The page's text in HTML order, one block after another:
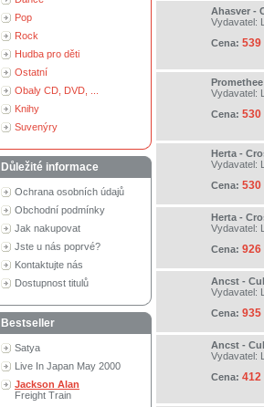
Pop
Rock
Hudba pro děti
Ostatní
Obaly CD, DVD, ...
Knihy
Suvenýry
Důležité informace
Ochrana osobních údajů
Obchodní podmínky
Jak nakupovat
Jste u nás poprvé?
Kontaktujte nás
Dostupnost titulů
Bestseller
Satya
Live In Japan May 2000
Jackson Alan
Freight Train
Ahasver -
Vydavatel:
Cena: 539
Vydavatel:
Cena: 530
Herta -
Vydavatel:
Cena: 530
Herta -
Vydavatel:
Cena: 926
Ancst -
Vydavatel:
Cena: 935
Ancst -
Vydavatel:
Cena: 412